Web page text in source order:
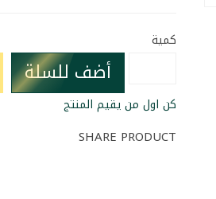
كمية
أضف للسلة
كن اول من يقيم المنتج
SHARE PRODUCT